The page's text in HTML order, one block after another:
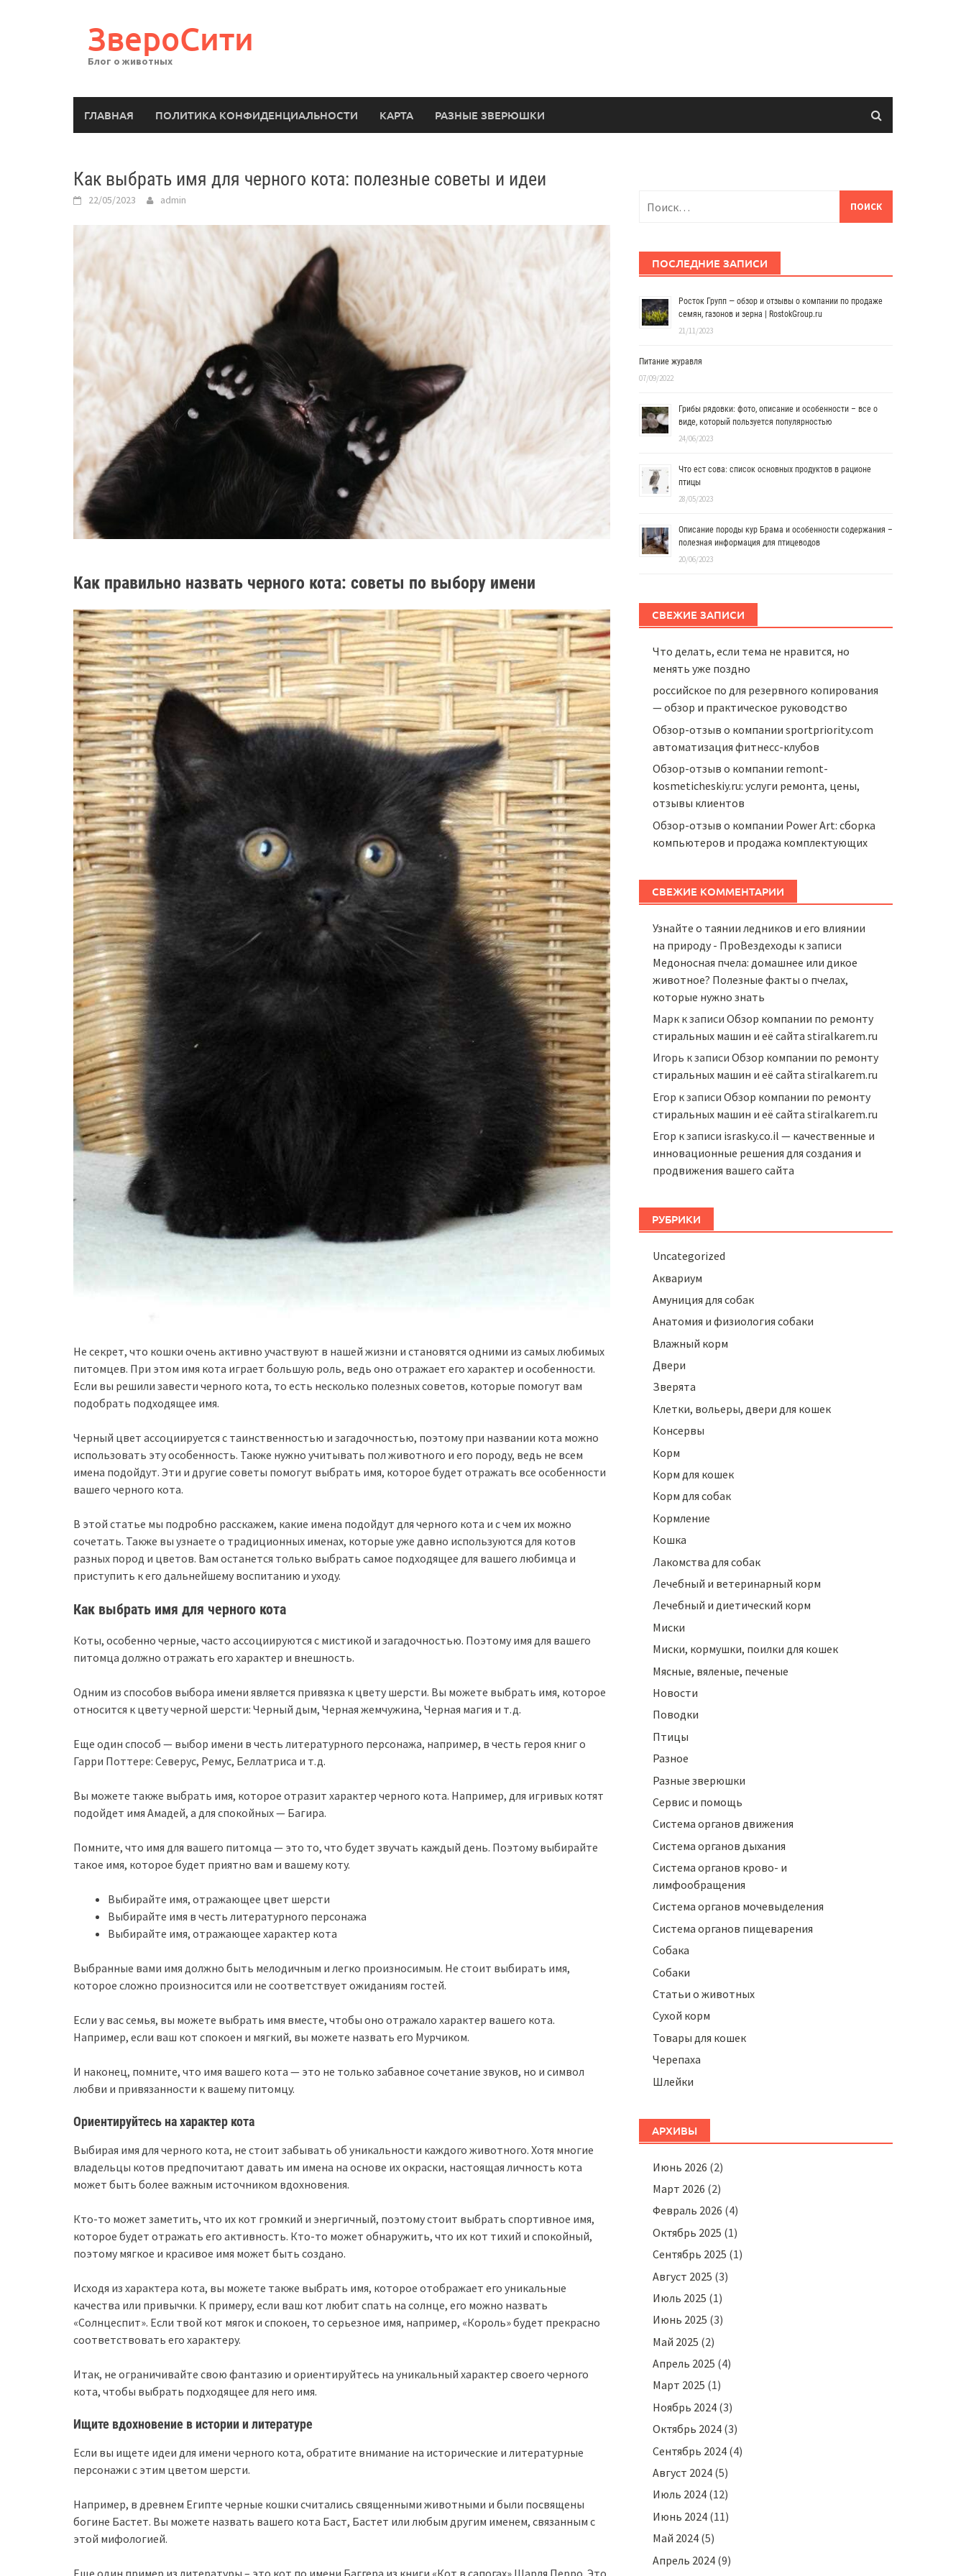
ЗвероСити
Блог о животных
ГЛАВНАЯ ПОЛИТИКА КОНФИДЕНЦИАЛЬНОСТИ КАРТА РАЗНЫЕ ЗВЕРЮШКИ
Как выбрать имя для черного кота: полезные советы и идеи
22/05/2023 admin
Как правильно назвать черного кота: советы по выбору имени
Не секрет, что кошки очень активно участвуют в нашей жизни и становятся одними из самых любимых
питомцев. При этом имя кота играет большую роль, ведь оно отражает его характер и особенности.
Если вы решили завести черного кота, то есть несколько полезных советов, которые помогут вам
подобрать подходящее имя.
Черный цвет ассоциируется с таинственностью и загадочностью, поэтому при названии кота можно
использовать эту особенность. Также нужно учитывать пол животного и его породу, ведь не всем
имена подойдут. Эти и другие советы помогут выбрать имя, которое будет отражать все особенности
вашего черного кота.
В этой статье мы подробно расскажем, какие имена подойдут для черного кота и с чем их можно
сочетать. Также вы узнаете о традиционных именах, которые уже давно используются для котов
разных пород и цветов. Вам останется только выбрать самое подходящее для вашего любимца и
приступить к его дальнейшему воспитанию и уходу.
Как выбрать имя для черного кота
Коты, особенно черные, часто ассоциируются с мистикой и загадочностью. Поэтому имя для вашего
питомца должно отражать его характер и внешность.
Одним из способов выбора имени является привязка к цвету шерсти. Вы можете выбрать имя, которое
относится к цвету черной шерсти: Черный дым, Черная жемчужина, Черная магия и т.д.
Еще один способ — выбор имени в честь литературного персонажа, например, в честь героя книг о
Гарри Поттере: Северус, Ремус, Беллатриса и т.д.
Вы можете также выбрать имя, которое отразит характер черного кота. Например, для игривых котят
подойдет имя Амадей, а для спокойных — Багира.
Помните, что имя для вашего питомца — это то, что будет звучать каждый день. Поэтому выбирайте
такое имя, которое будет приятно вам и вашему коту.
Выбирайте имя, отражающее цвет шерсти
Выбирайте имя в честь литературного персонажа
Выбирайте имя, отражающее характер кота
Выбранные вами имя должно быть мелодичным и легко произносимым. Не стоит выбирать имя,
которое сложно произносится или не соответствует ожиданиям гостей.
Если у вас семья, вы можете выбрать имя вместе, чтобы оно отражало характер вашего кота.
Например, если ваш кот спокоен и мягкий, вы можете назвать его Мурчиком.
И наконец, помните, что имя вашего кота — это не только забавное сочетание звуков, но и символ
любви и привязанности к вашему питомцу.
Ориентируйтесь на характер кота
Выбирая имя для черного кота, не стоит забывать об уникальности каждого животного. Хотя многие
владельцы котов предпочитают давать им имена на основе их окраски, настоящая личность кота
может быть более важным источником вдохновения.
Кто-то может заметить, что их кот громкий и энергичный, поэтому стоит выбрать спортивное имя,
которое будет отражать его активность. Кто-то может обнаружить, что их кот тихий и спокойный,
поэтому мягкое и красивое имя может быть создано.
Исходя из характера кота, вы можете также выбрать имя, которое отображает его уникальные
качества или привычки. К примеру, если ваш кот любит спать на солнце, его можно назвать
«Солнцеспит». Если твой кот мягок и спокоен, то серьезное имя, например, «Король» будет прекрасно
соответствовать его характеру.
Итак, не ограничивайте свою фантазию и ориентируйтесь на уникальный характер своего черного
кота, чтобы выбрать подходящее для него имя.
Ищите вдохновение в истории и литературе
Если вы ищете идеи для имени черного кота, обратите внимание на исторические и литературные
персонажи с этим цветом шерсти.
Например, в древнем Египте черные кошки считались священными животными и были посвящены
богине Бастет. Вы можете назвать вашего кота Баст, Бастет или любым другим именем, связанным с
этой мифологией.
Еще один пример из литературы – это кот по имени Баггера из книги «Кот в сапогах» Шарля Перро. Это
ПОСЛЕДНИЕ ЗАПИСИ
Росток Групп — обзор и отзывы о компании по продаже
семян, газонов и зерна | RostokGroup.ru
21/11/2023
Питание журавля
07/09/2022
Грибы рядовки: фото, описание и особенности – все о
виде, который пользуется популярностью
24/06/2023
Что ест сова: список основных продуктов в рационе
птицы
28/05/2023
Описание породы кур Брама и особенности содержания –
полезная информация для птицеводов
20/06/2023
СВЕЖИЕ ЗАПИСИ
Что делать, если тема не нравится, но
менять уже поздно
российское по для резервного копирования
— обзор и практическое руководство
Обзор-отзыв о компании sportpriority.com
автоматизация фитнесс-клубов
Обзор-отзыв о компании remont-
kosmeticheskiy.ru: услуги ремонта, цены,
отзывы клиентов
Обзор-отзыв о компании Power Art: сборка
компьютеров и продажа комплектующих
СВЕЖИЕ КОММЕНТАРИИ
Узнайте о таянии ледников и его влиянии
на природу - ПроВездеходы к записи
Медоносная пчела: домашнее или дикое
животное? Полезные факты о пчелах,
которые нужно знать
Маркк записи Обзор компании по ремонту
стиральных машин и её сайта stiralkarem.ru
Игорь к записи Обзор компании по ремонту
стиральных машин и её сайта stiralkarem.ru
Егор к записи Обзор компании по ремонту
стиральных машин и её сайта stiralkarem.ru
Егор к записи israsky.co.il — качественные и
инновационные решения для создания и
продвижения вашего сайта
РУБРИКИ
Uncategorized
Аквариум
Амуниция для собак
Анатомия и физиология собаки
Влажный корм
Двери
Зверята
Клетки, вольеры, двери для кошек
Консервы
Корм
Корм для кошек
Корм для собак
Кормление
Кошка
Лакомства для собак
Лечебный и ветеринарный корм
Лечебный и диетический корм
Миски
Миски, кормушки, поилки для кошек
Мясные, вяленые, печеные
Новости
Поводки
Птицы
Разное
Разные зверюшки
Сервис и помощь
Система органов движения
Система органов дыхания
Система органов крово- и
лимфообращения
Система органов мочевыделения
Система органов пищеварения
Собака
Собаки
Статьи о животных
Сухой корм
Товары для кошек
Черепаха
Шлейки
АРХИВЫ
Июнь 2026 (2)
Март 2026 (2)
Февраль 2026 (4)
Октябрь 2025 (1)
Сентябрь 2025 (1)
Август 2025 (3)
Июль 2025 (1)
Июнь 2025 (3)
Май 2025 (2)
Апрель 2025 (4)
Март 2025 (1)
Ноябрь 2024(3)
Октябрь 2024(3)
Сентябрь 2024(4)
Август 2024(5)
Июль 2024(12)
Июнь 2024(11)
Май 2024(5)
Апрель 2024(9)